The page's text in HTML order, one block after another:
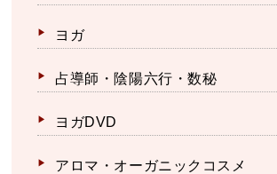
ヨガ
占導師・陰陽六行・数秘
ヨガDVD
アロマ・オーガニックコスメ